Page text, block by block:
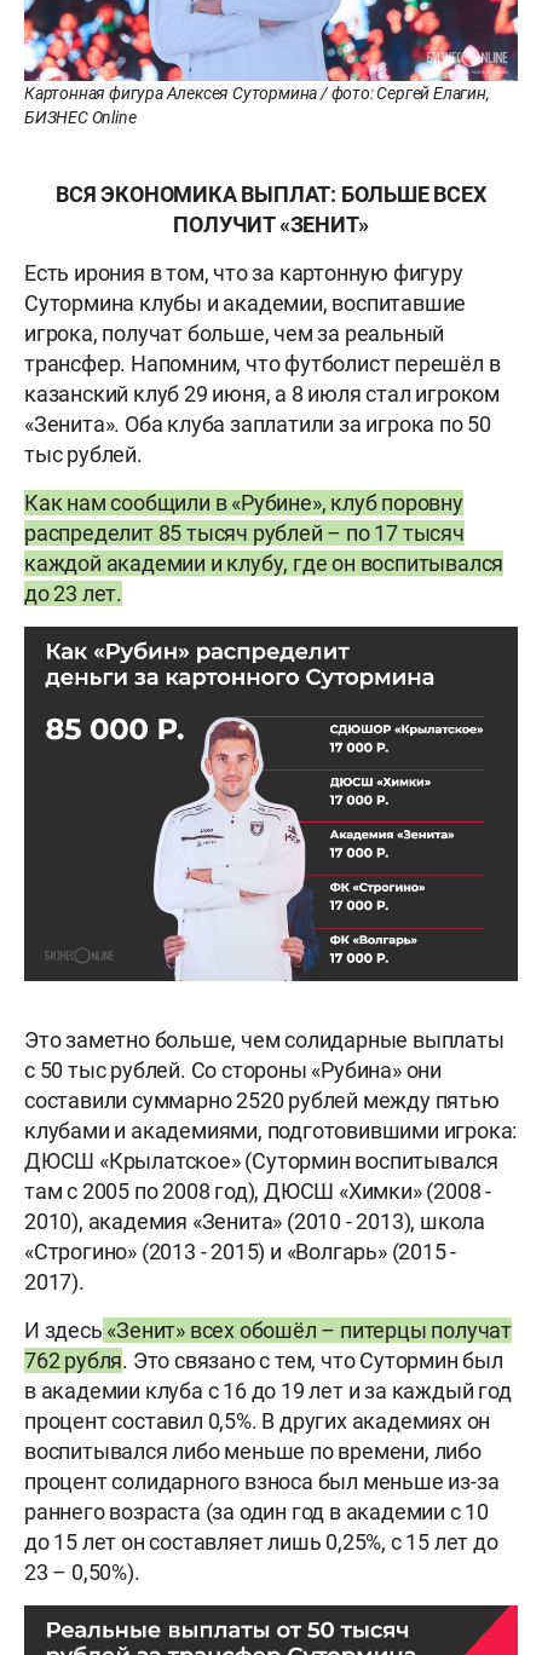
Картонная фигура Алексея Сутормина / фото: Сергей Елагин,
БИЗНЕС Online
ВСЯ ЭКОНОМИКА ВЫПЛАТ: БОЛЬШЕ ВСЕХ
ПОЛУЧИТ «ЗЕНИТ»
Есть ирония в том, что за картонную фигуру
Сутормина клубы и академии, воспитавшие
игрока, получат больше, чем за реальный
трансфер. Напомним, чтофутболист перешёл в
казанский клуб 29 июня, а 8 июля стал игроком
«Зенита». Оба клуба заплатили за игрока по 50
тыс рублей.
Как нам сообщили в «Рубине», клуб поровну
распределит 85 тысяч рублей – по 17 тысяч
каждой академии и клубу, где он воспитывался
до 23 лет.
Это заметно больше, чем солидарные выплаты
с 50 тыс рублей. Со стороны «Рубина» они
составили суммарно 2520 рублей между пятью
клубами и академиями, подготовившими игрока:
ДЮСШ «Крылатское» (Сутормин воспитывался
там с 2005 по 2008 год), ДЮСШ «Химки» (2008 -
2010), академия «Зенита» (2010 - 2013), школа
«Строгино» (2013 - 2015) и «Волгарь» (2015 -
2017).
И здесь «Зенит» всех обошёл – питерцы получат
762 рубля. Это связано с тем, что Сутормин был
в академии клуба с 16 до 19 лет и за каждый год
процент составил 0,5%. В других академиях он
воспитывался либо меньше по времени, либо
процент солидарного взноса был меньше из-за
раннего возраста (за один год в академии с 10
до 15 лет он составляет лишь 0,25%, с 15 лет до
23 – 0,50%).